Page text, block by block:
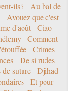
ils?
Au bal de
Avouez que c'est
d'août
Ciao
Comment
Crimes
De si rudes
suture
Djihad
Et pour